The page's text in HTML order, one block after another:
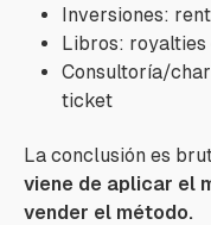
Inversiones:
Libros: royalties
Consultoría/
ticket
La conclusión es
viene de aplicar el
vender el método.